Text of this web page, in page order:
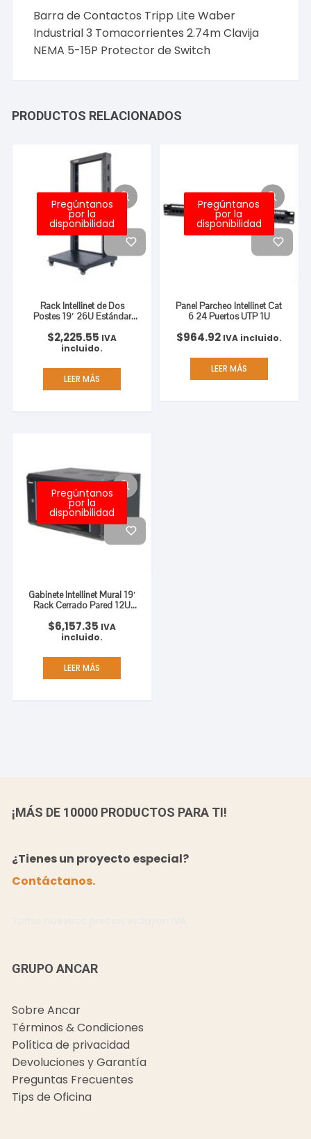
Switch
Barra de Contactos Tripp Lite Waber
Industrial 3 Tomacorrientes 2.74m Clavija
NEMA 5-15P Protector de Switch
PRODUCTOS RELACIONADOS
Pregúntanos
por la
disponibilidad
Rack Intellinet de Dos
Postes 19′ 26U Estándar
Color Negro
$2,225.55 IVA
incluido.
LEER MÁS
Pregúntanos
por la
disponibilidad
Panel Parcheo Intellinet Cat
6 24 Puertos UTP 1U
$964.92 IVA incluido.
LEER MÁS
Pregúntanos
por la
disponibilidad
Gabinete Intellinet Mural 19′
Rack Cerrado Pared 12U
$6,157.35 IVA
incluido.
LEER MÁS
¡MÁS DE 10000 PRODUCTOS PARA TI!
¿Tienes un proyecto especial?
Contáctanos.
GRUPO ANCAR
Sobre Ancar
Términos & Condiciones
Política de privacidad
Devoluciones y Garantía
Preguntas Frecuentes
Tips de Oficina